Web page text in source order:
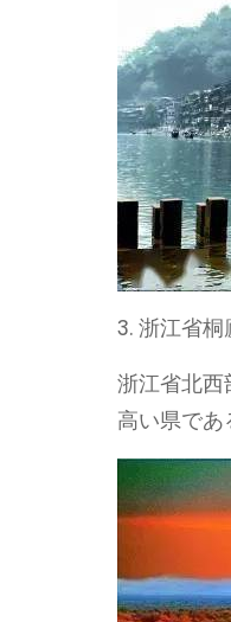
3. 浙江省
浙江省北
高い県であ